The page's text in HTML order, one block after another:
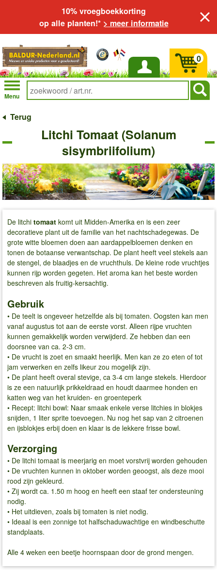
10% vroegboekkorting
op alle planten!* > meer informatie
Inloggen
Menu
0
Terug
Litchi Tomaat (Solanum
sisymbriifolium)
De litchi tomaat komt uit Midden-Amerika en is een zeer
decoratieve plant uit de familie van het nachtschadegewas. De
grote witte bloemen doen aan aardappelbloemen denken en
tonen de botaanse verwantschap. De plant heeft veel stekels aan
de stengel, de blaadjes en de vruchthuls. De kleine rode vruchtjes
kunnen rijp worden gegeten. Het aroma kan het beste worden
beschreven als fruitig-kersachtig.
Gebruik
• De teelt is ongeveer hetzelfde als bij tomaten. Oogsten kan men
vanaf augustus tot aan de eerste vorst. Alleen rijpe vruchten
kunnen gemakkelijk worden verwijderd. Ze hebben dan een
doorsnee van ca. 2-3 cm.
• De vrucht is zoet en smaakt heerlijk. Men kan ze zo eten of tot
jam verwerken en zelfs likeur zou mogelijk zijn.
• De plant heeft overal stevige, ca 3-4 cm lange stekels. Hierdoor
is ze een natuurlijk prikkeldraad en houdt daarmee honden en
katten weg van het kruiden- en groenteperk
• Recept: litchi bowl: Naar smaak enkele verse litchies in blokjes
snijden, 1 liter sprite toevoegen. Nu nog het sap van 2 citroenen
en ijsblokjes erbij doen en klaar is de lekkere frisse bowl.
Verzorging
• De litchi tomaat is meerjarig en moet vorstvrij worden gehouden
• De vruchten kunnen in oktober worden geoogst, als deze mooi
rood zijn gekleurd.
• Zij wordt ca. 1.50 m hoog en heeft een staaf ter ondersteuning
nodig.
• Het uitdieven, zoals bij tomaten is niet nodig.
• Ideaal is een zonnige tot halfschaduwachtige en windbeschutte
standplaats.
Alle 4 weken een beetje hoornspaan door de grond mengen.